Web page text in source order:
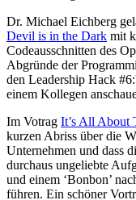
Dr. Michael Eichberg
Devil is in the Dark mit
Codeausschnitten des
Abgründe der
den Leadership Hack
einem Kollegen
Im Votrag It’s All About
kurzen Abriss über die
Unternehmen und dass
durchaus ungeliebte
und einem ‘Bonbon’
führen. Ein schöner